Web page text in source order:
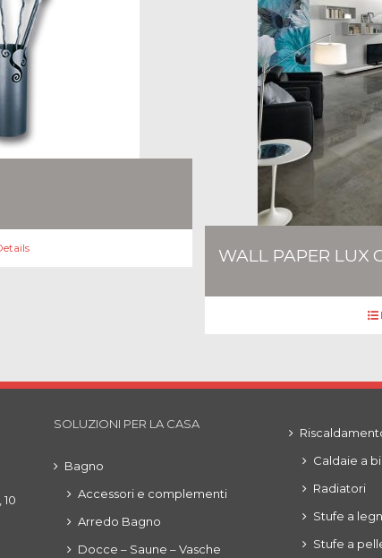
WALL PAPER LUX
SOLUZIONI PER LA CASA
Bagno
Accessori e complementi
Arredo Bagno
Docce – Saune – Vasche
Caldaie a
Radiatori
Stufe a
Stufe a